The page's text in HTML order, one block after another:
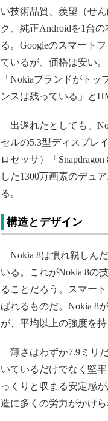
い技術品質、羨望（せ
ク、純正Androidを1台
る。Googleのスマート
ているが、価格は安い
「Nokiaブランドがトッ
ンスは残っている」と
出遅れたとしても、
セルの5.3型ディスプレ
ロセッサ）「
した1300万画素のデュ
る。
構造とデザイン
Nokia 8は慣れ親しん
いる。これがNokia 8の
ることだろう。スマー
ばれるものだ。Nokia 8
が、平均以上の強度を
薄さはわずか7.9ミリ
いているだけでなく堅
っくりと収まる安定感
造に多くの労力がかけ